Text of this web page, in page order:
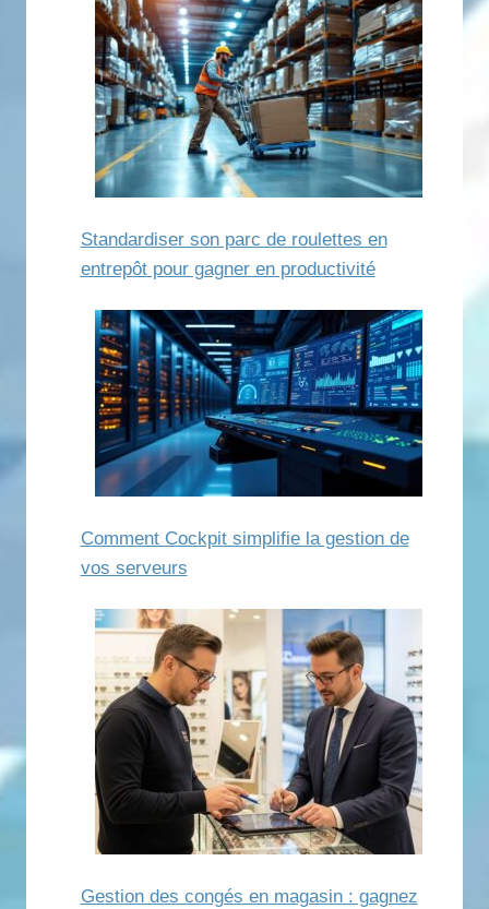
Standardiser son parc de roulettes en
entrepôt pour gagner en productivité
Comment Cockpit simplifie la gestion de
vos serveurs
Gestion des congés en magasin : gagnez